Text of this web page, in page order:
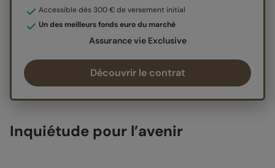
Accessible dès 300 € de versement initial
Un des meilleurs fonds euro du marché
Assurance vie Exclusive
Découvrir le contrat
Inquiétude pour l’avenir